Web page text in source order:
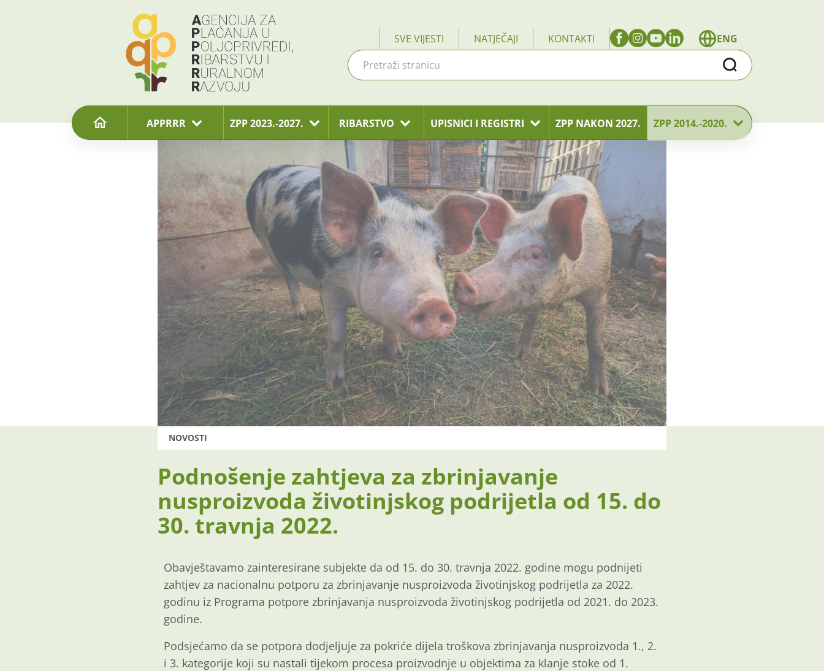
SVE VIJESTI NATJEČAJI KONTAKTI
ENG
Traži
APPRRR ZPP 2023.-2027. RIBARSTVO UPISNICI I REGISTRI ZPP NAKON 2027. ZPP 2014.-2020.
NOVOSTI
Podnošenje zahtjeva za zbrinjavanje
nusproizvoda životinjskog podrijetla od 15. do
30. travnja 2022.
Obavještavamo zainteresirane subjekte da od 15. do 30. travnja 2022. godine mogu podnijeti
zahtjev za nacionalnu potporu za zbrinjavanje nusproizvoda životinjskog podrijetla za 2022.
godinu iz Programa potpore zbrinjavanja nusproizvoda životinjskog podrijetla od 2021. do 2023.
godine.
Podsjećamo da se potpora dodjeljuje za pokriće dijela troškova zbrinjavanja nusproizvoda 1., 2.
i 3. kategorije koji su nastali tijekom procesa proizvodnje u objektima za klanje stoke od 1.